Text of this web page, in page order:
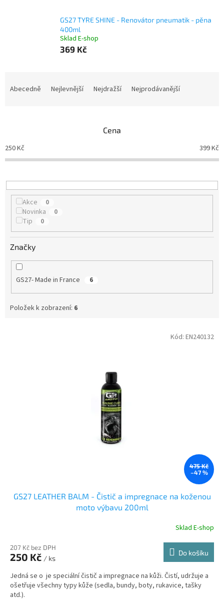
GS27 TYRE SHINE - Renovátor pneumatik - pěna
400ml
Sklad E-shop
369 Kč
p
r
o
u
Abecedně Nejlevnější Nejdražší Nejprodávanější
Cena
250Kč 399Kč
Akce 0
Novinka 0
Tip 0
Značky
GS27- Made in France 6
Položek k zobrazení: 6
475 Kč
–47 %
GS27 LEATHER BALM - Čistič a impregnace na koženou
moto výbavu 200ml
Sklad E-shop
207 Kč bez DPH
250 Kč / ks
Do košíku
Jedná se o je speciální čistič a impregnace na kůži. Čistí, udržuje a
ošetřuje všechny typy kůže (sedla, bundy, boty, rukavice, tašky
atd.).
Kód: EN240132